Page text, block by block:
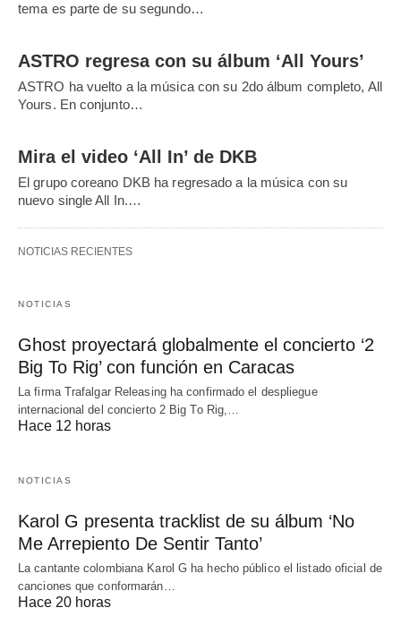
tema es parte de su segundo…
ASTRO regresa con su álbum ‘All Yours’
ASTRO ha vuelto a la música con su 2do álbum completo, All
Yours. En conjunto…
Mira el video ‘All In’ de DKB
El grupo coreano DKB ha regresado a la música con su
nuevo single All In.…
NOTICIAS RECIENTES
NOTICIAS
Ghost proyectará globalmente el concierto ‘2
Big To Rig’ con función en Caracas
La firma Trafalgar Releasing ha confirmado el despliegue
internacional del concierto 2 Big To Rig,…
Hace 12 horas
NOTICIAS
Karol G presenta tracklist de su álbum ‘No
Me Arrepiento De Sentir Tanto’
La cantante colombiana Karol G ha hecho público el listado oficial de
canciones que conformarán…
Hace 20 horas